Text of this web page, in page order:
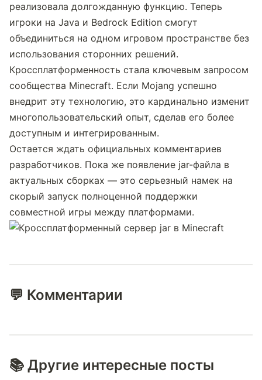
реализовала долгожданную функцию. Теперь
игроки на Java и Bedrock Edition смогут
объединиться на одном игровом пространстве без
использования сторонних решений.
Кроссплатформенность стала ключевым запросом
сообщества Minecraft. Если Mojang успешно
внедрит эту технологию, это кардинально изменит
многопользовательский опыт, сделав его более
доступным и интегрированным.
Остается ждать официальных комментариев
разработчиков. Пока же появление jar-файла в
актуальных сборках — это серьезный намек на
скорый запуск полноценной поддержки
совместной игры между платформами.
💬 Комментарии
📚 Другие интересные посты